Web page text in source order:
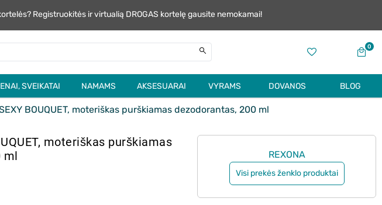
Registruokitės ir virtualią DROGAS kortelę gausite nemokamai!
0
SVEIKATAI NAMAMS AKSESUARAI VYRAMS DOVANOS BLOG
BOUQUET, moteriškas purškiamas dezodorantas, 200 ml
moteriškas purškiamas
ml
REXONA
Visi prekės ženklo produktai